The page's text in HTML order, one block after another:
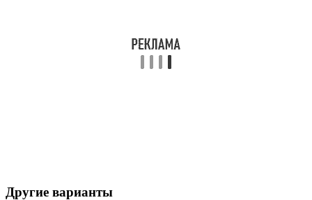
Другие варианты